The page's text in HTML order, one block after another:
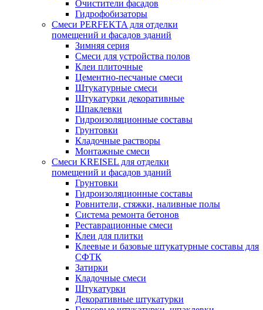
Очистители фасадов
Гидрофобизаторы
Смеси PERFEKTA для отделки
помещений и фасадов зданий
Зимняя серия
Смеси для устройства полов
Клеи плиточные
Цементно-песчаные смеси
Штукатурные смеси
Штукатурки декоративные
Шпаклевки
Гидроизоляционные составы
Грунтовки
Кладочные растворы
Монтажные смеси
Смеси KREISEL для отделки
помещений и фасадов зданий
Грунтовки
Гидроизоляционные составы
Ровнители, стяжки, наливные полы
Cистема ремонта бетонов
Реставрационные смеси
Клеи для плитки
Клеевые и базовые штукатурные составы для
СФТК
Затирки
Кладочные смеси
Штукатурки
Декоративные штукатурки